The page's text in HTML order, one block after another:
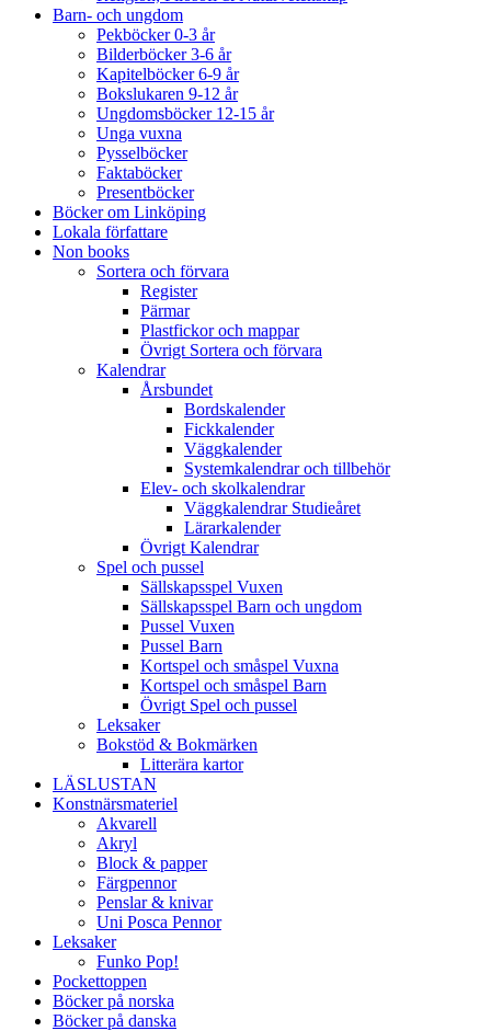
Barn- och ungdom
Pekböcker 0-3 år
Bilderböcker 3-6 år
Kapitelböcker 6-9 år
Bokslukaren 9-12 år
Ungdomsböcker 12-15 år
Unga vuxna
Pysselböcker
Faktaböcker
Presentböcker
Böcker om Linköping
Lokala författare
Non books
Sortera och förvara
Register
Pärmar
Plastfickor och mappar
Övrigt Sortera och förvara
Kalendrar
Årsbundet
Bordskalender
Fickkalender
Väggkalender
Systemkalendrar och tillbehör
Elev- och skolkalendrar
Väggkalendrar Studieåret
Lärarkalender
Övrigt Kalendrar
Spel och pussel
Sällskapsspel Vuxen
Sällskapsspel Barn och ungdom
Pussel Vuxen
Pussel Barn
Kortspel och småspel Vuxna
Kortspel och småspel Barn
Övrigt Spel och pussel
Leksaker
Bokstöd & Bokmärken
Litterära kartor
LÄSLUSTAN
Konstnärsmateriel
Akvarell
Akryl
Block & papper
Färgpennor
Penslar & knivar
Uni Posca Pennor
Leksaker
Funko Pop!
Pockettoppen
Böcker på norska
Böcker på danska